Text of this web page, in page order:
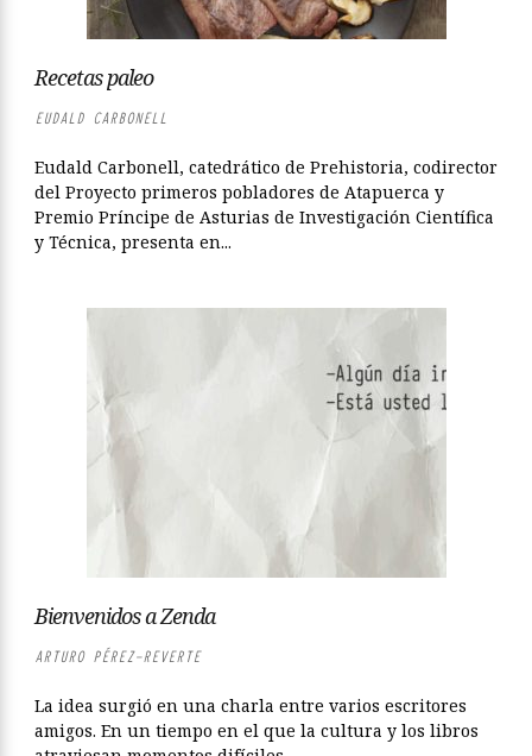
Recetas paleo
EUDALD CARBONELL
Eudald Carbonell, catedrático de Prehistoria, codirector
del Proyecto primeros pobladores de Atapuerca y
Premio Príncipe de Asturias de Investigación Científica
y Técnica, presenta en...
Bienvenidos a Zenda
ARTURO PÉREZ-REVERTE
La idea surgió en una charla entre varios escritores
amigos. En un tiempo en el que la cultura y los libros